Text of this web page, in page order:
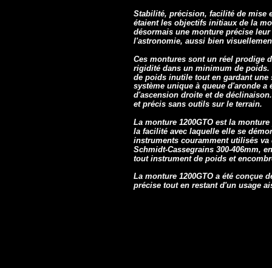
Stabilité, précision, facilité de mise
étaient les objectifs initiaux de la
désormais une monture précise
l'astronomie, aussi bien
Ces montures sont un réel prodige
rigidité dans un minimum de poids.
de poids inutile tout en gardant une
système unique à queue d'aronde a
d'ascension droite et de
et précis sans outils sur le terrain.
La monture 1200GTO est la
la facilité avec laquelle elle se
instruments couramment utilisés va
Schmidt-Cassegrains 300-406mm,
tout instrument de poids et
La monture 1200GTO a été conçue
précise tout en restant d'un usage